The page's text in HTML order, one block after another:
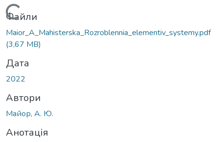
Вантажиться...
Файли
Maior_A_Мahisterska_Rozroblennia_elementiv_systemy.pdf
(3,67 MB)
Дата
2022
Автори
Майор, А. Ю.
Анотація